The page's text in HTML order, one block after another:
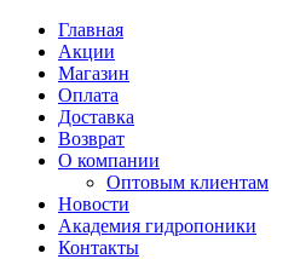
Главная
Акции
Магазин
Оплата
Доставка
Возврат
О компании
Оптовым клиентам
Новости
Академия гидропоники
Контакты